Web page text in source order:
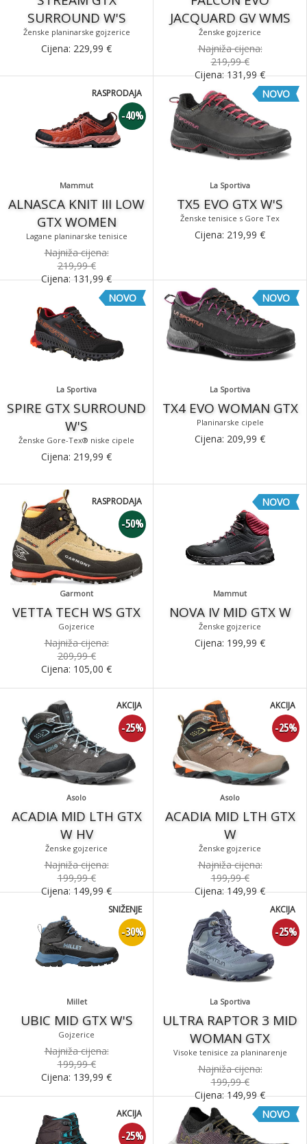
SURROUND W'S
Ženske planinarske gojzerice
Cijena: 229,99 €
JACQUARD GV WMS
Ženske gojzerice
Najniža cijena:
219,99 €
Cijena:131,99€
Mammut
ALNASCA KNIT III LOW
GTX WOMEN
Lagane planinarske tenisice
-40%
RASPRODAJA
Najniža cijena:
219,99 €
Cijena:131,99€
La Sportiva
TX5 EVO GTX W'S
Ženske tenisice s Gore Tex
NOVO
Cijena: 219,99 €
La Sportiva
SPIRE GTX SURROUND
W'S
Ženske Gore-Tex® niske cipele
NOVO
Cijena: 219,99 €
La Sportiva
TX4 EVO WOMAN GTX
Planinarske cipele
NOVO
Cijena: 209,99 €
Garmont
VETTA TECH WS GTX
Gojzerice
-50%
RASPRODAJA
Najniža cijena:
209,99 €
Cijena: 105,00 €
Mammut
NOVA IV MID GTX W
Ženske gojzerice
NOVO
Cijena: 199,99 €
Asolo
ACADIA MID LTH GTX
W HV
Ženske gojzerice
-25%
AKCIJA
Najniža cijena:
199,99 €
Cijena:149,99€
Asolo
ACADIA MID LTH GTX
W
Ženske gojzerice
-25%
AKCIJA
Najniža cijena:
199,99 €
Cijena:149,99€
Millet
UBIC MID GTX W'S
Gojzerice
-30%
SNIŽENJE
Najniža cijena:
199,99 €
Cijena: 139,99 €
La Sportiva
ULTRA RAPTOR 3 MID
WOMAN GTX
Visoke tenisice za planinarenje
-25%
AKCIJA
Najniža cijena:
199,99 €
Cijena:149,99€
-25%
AKCIJA NOVO